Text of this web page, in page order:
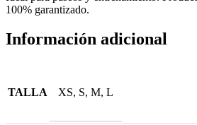
100% garantizado.
Información adicional
TALLA XS, S, M, L